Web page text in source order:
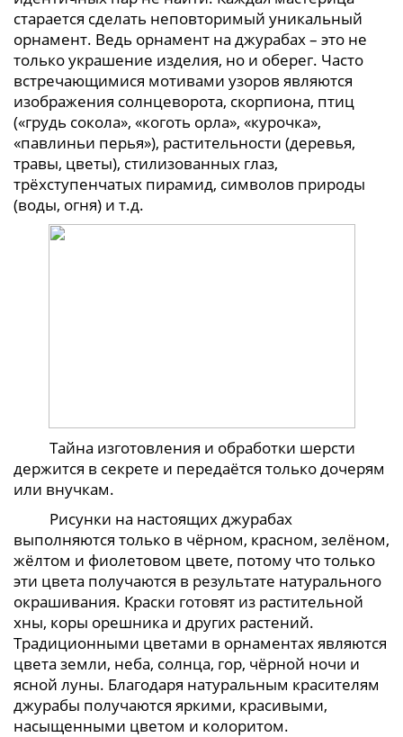
старается сделать неповторимый уникальный
орнамент. Ведь орнамент на джурабах – это не
только украшение изделия, но и оберег. Часто
встречающимися мотивами узоров являются
изображения солнцеворота, скорпиона, птиц
(«грудь сокола», «коготь орла», «курочка»,
«павлиньи перья»), растительности (деревья,
травы, цветы), стилизованных глаз,
трёхступенчатых пирамид, символов природы
(воды, огня) и т.д.
Тайна изготовления и обработки шерсти
держится в секрете и передаётся только дочерям
или внучкам.
Рисунки на настоящих джурабах
выполняются только в чёрном, красном, зелёном,
жёлтом и фиолетовом цвете, потому что только
эти цвета получаются в результате натурального
окрашивания. Краски готовят из растительной
хны, коры орешника и других растений.
Традиционными цветами в орнаментах являются
цвета земли, неба, солнца, гор, чёрной ночи и
ясной луны. Благодаря натуральным красителям
джурабы получаются яркими, красивыми,
насыщенными цветом и колоритом.